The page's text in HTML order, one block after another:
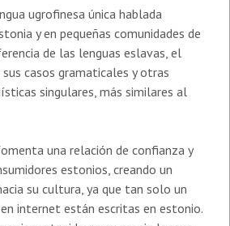
ugrofinesa única hablada
y en pequeñas comunidades de
de las lenguas eslavas, el
casos gramaticales y otras
singulares, más similares al
una relación de confianza y
estonios, creando un
su cultura, ya que tan solo un
internet están escritas en estonio.